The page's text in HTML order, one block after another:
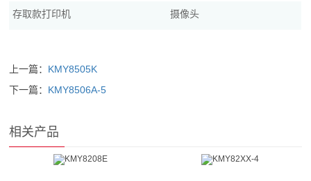
存取款打印机 摄像头
上一篇： KMY8505K
下一篇： KMY8506A-5
相关产品